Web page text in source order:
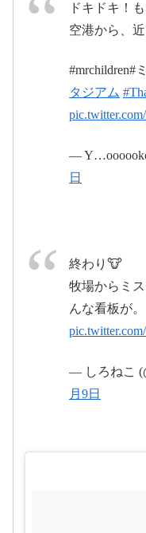
ドキドキ！
空港から、近
#mrchildren#
タジアム
—
日
終わり🐮
牧場からミ
んな看板が。
— しろねこ
月9日